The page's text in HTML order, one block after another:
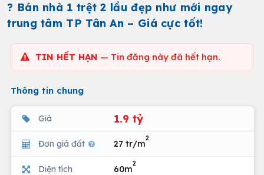
? Bán nhà 1 trệt 2 lầu đẹp như mới ngay
trung tâm TP Tân An – Giá cực tốt!
TIN HẾT HẠN — Tin đăng này đã hết hạn.
Thông tin chung
Giá 1.9 tỷ
Đơn giá đất 27 tr/m
2
Diện tích 60m
2